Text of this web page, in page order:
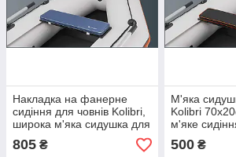
Накладка на фанерне
сидіння для човнів Kolibri,
широка м'яка сидушка для
моторних човнів 100х25см
805 ₴
М'яка
Kolibri
м'яке
човнів
500₴